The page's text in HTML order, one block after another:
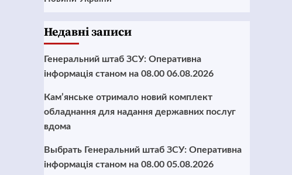
Недавні записи
Генеральний штаб ЗСУ: Оперативна
інформація станом на 08.00 06.08.2026
Кам’янське отримало новий комплект
обладнання для надання державних послуг
вдома
Выбрать Генеральний штаб ЗСУ: Оперативна
інформація станом на 08.00 05.08.2026